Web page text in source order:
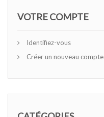
VOTRE COMPTE
Identifiez-vous
Créer un nouveau compte